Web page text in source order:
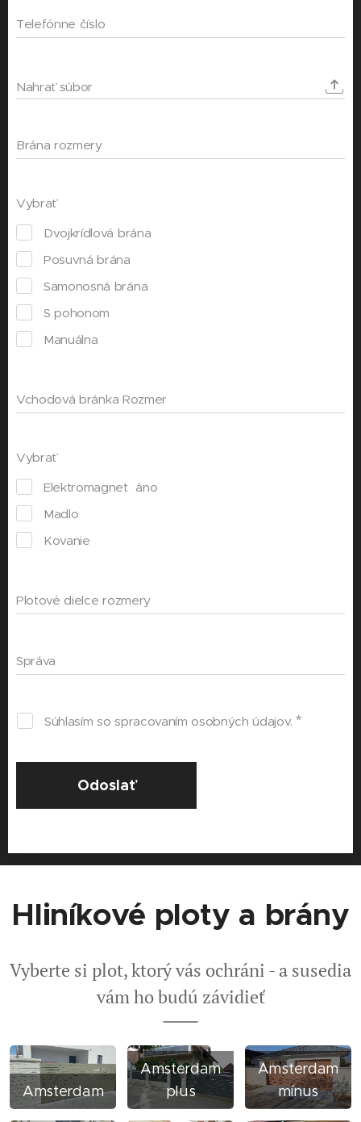
Telefónne číslo
Nahrať súbor
Brána rozmery
Vybrať
Dvojkrídlová brána
Posuvná brána
Samonosná brána
S pohonom
Manuálna
Vchodová bránka Rozmer
Vybrať
Elektromagnet áno
Madlo
Kovanie
Plotové dielce rozmery
Správa
Súhlasím so spracovaním osobných údajov.
Odoslať
Hliníkové ploty a brány
Vyberte si plot, ktorý vás ochráni - a susedia
vám ho budú závidieť
Amsterdam
Amsterdam
plus
Amsterdam
mínus